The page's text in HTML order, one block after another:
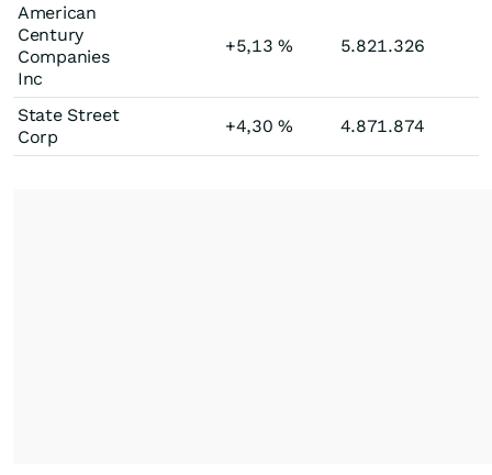
American
Century
Companies
Inc
+5,13% 5.821.326
State Street
Corp
+4,30% 4.871.874